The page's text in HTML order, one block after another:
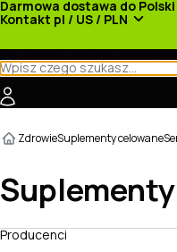
Darmowa dostawa do Polski
Kontakt pl / US / PLN
ZdrowieSuplementy celowane
Producenci